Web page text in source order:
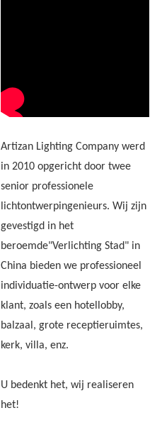
Artizan Lighting Company werd
in 2010 opgericht door twee
senior professionele
lichtontwerpingenieurs. Wij zijn
gevestigd in het
beroemde"Verlichting Stad" in
China bieden we professioneel
individuatie-ontwerp voor elke
klant, zoals een hotellobby,
balzaal, grote receptieruimtes,
kerk, villa, enz.
U bedenkt het, wij realiseren
het!